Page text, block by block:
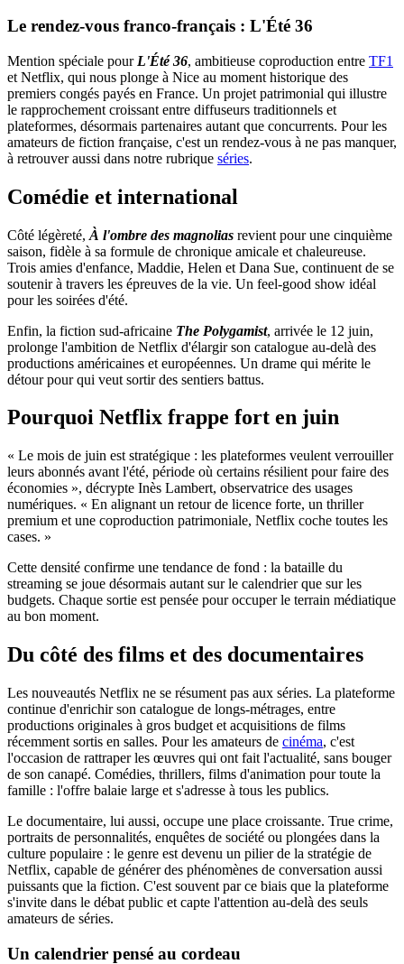
Le rendez-vous franco-français : L'Été 36
Mention spéciale pour L'Été 36, ambitieuse coproduction entre TF1
et Netflix, qui nous plonge à Nice au moment historique des
premiers congés payés en France. Un projet patrimonial qui illustre
le rapprochement croissant entre diffuseurs traditionnels et
plateformes, désormais partenaires autant que concurrents. Pour les
amateurs de fiction française, c'est un rendez-vous à ne pas manquer,
à retrouver aussi dans notre rubrique séries.
Comédie et international
Côté légèreté, À l'ombre des magnolias revient pour une cinquième
saison, fidèle à sa formule de chronique amicale et chaleureuse.
Trois amies d'enfance, Maddie, Helen et Dana Sue, continuent de se
soutenir à travers les épreuves de la vie. Un feel-good show idéal
pour les soirées d'été.
Enfin, la fiction sud-africaine The Polygamist, arrivée le 12 juin,
prolonge l'ambition de Netflix d'élargir son catalogue au-delà des
productions américaines et européennes. Un drame qui mérite le
détour pour qui veut sortir des sentiers battus.
Pourquoi Netflix frappe fort en juin
« Le mois de juin est stratégique : les plateformes veulent verrouiller
leurs abonnés avant l'été, période où certains résilient pour faire des
économies », décrypte Inès Lambert, observatrice des usages
numériques. « En alignant un retour de licence forte, un thriller
premium et une coproduction patrimoniale, Netflix coche toutes les
cases. »
Cette densité confirme une tendance de fond : la bataille du
streaming se joue désormais autant sur le calendrier que sur les
budgets. Chaque sortie est pensée pour occuper le terrain médiatique
au bon moment.
Du côté des films et des documentaires
Les nouveautés Netflix ne se résument pas aux séries. La plateforme
continue d'enrichir son catalogue de longs-métrages, entre
productions originales à gros budget et acquisitions de films
récemment sortis en salles. Pour les amateurs de cinéma, c'est
l'occasion de rattraper les œuvres qui ont fait l'actualité, sans bouger
de son canapé. Comédies, thrillers, films d'animation pour toute la
famille : l'offre balaie large et s'adresse à tous les publics.
Le documentaire, lui aussi, occupe une place croissante. True crime,
portraits de personnalités, enquêtes de société ou plongées dans la
culture populaire : le genre est devenu un pilier de la stratégie de
Netflix, capable de générer des phénomènes de conversation aussi
puissants que la fiction. C'est souvent par ce biais que la plateforme
s'invite dans le débat public et capte l'attention au-delà des seuls
amateurs de séries.
Un calendrier pensé au cordeau